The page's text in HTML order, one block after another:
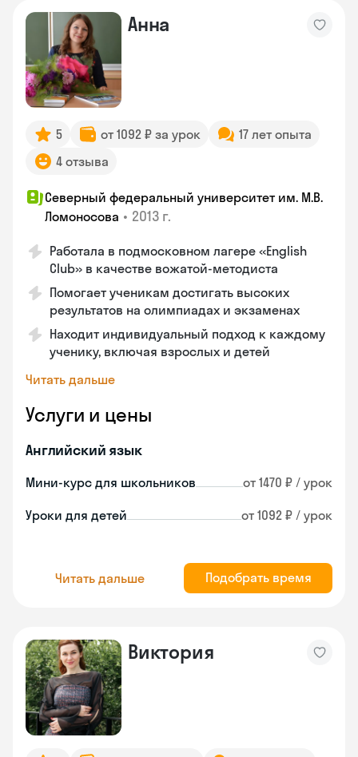
Анна
5 от 1092 ₽ за урок
17 лет опыта
4 отзыва
Северный федеральный университет им. М.В.
Ломоносова • 2013 г.
Работала в подмосковном лагере «English
Club» в качестве вожатой-методиста
Помогает ученикам достигать высоких
результатов на олимпиадах и экзаменах
Находит индивидуальный подход к каждому
ученику, включая взрослых и детей
Читать дальше
Услуги и цены
Английский язык
Мини-курс для школьников от 1470 ₽ / урок
Уроки для детей от 1092 ₽ / урок
Читать дальше Подобрать время
Виктория